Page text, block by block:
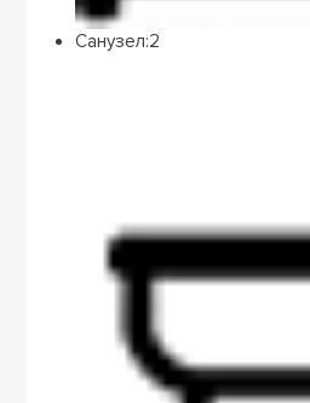
Санузел:2